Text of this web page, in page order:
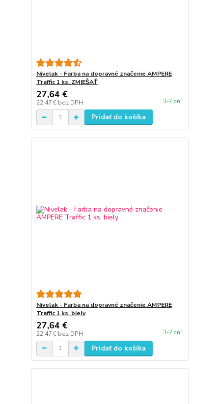
Nivelak - Farba na dopravné značenie AMPERE
Traffic 1 ks. ZMIEŠAŤ
27,64 €
22,47 € bez DPH 3-7 dní
Pridať do košíka
Nivelak - Farba na dopravné značenie AMPERE
Traffic 1 ks. biely
27,64 €
22,47 € bez DPH 3-7 dní
Pridať do košíka